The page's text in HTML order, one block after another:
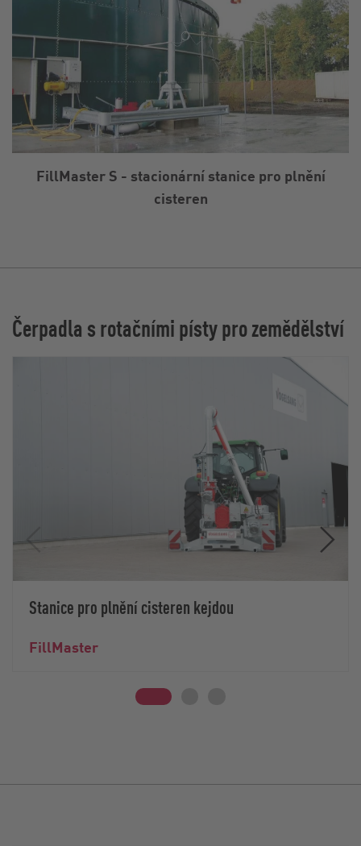
FillMaster S - stacionární stanice pro plnění
cisteren
Čerpadla s rotačními písty pro zemědělství
Stanice pro plnění cisteren kejdou
FillMaster